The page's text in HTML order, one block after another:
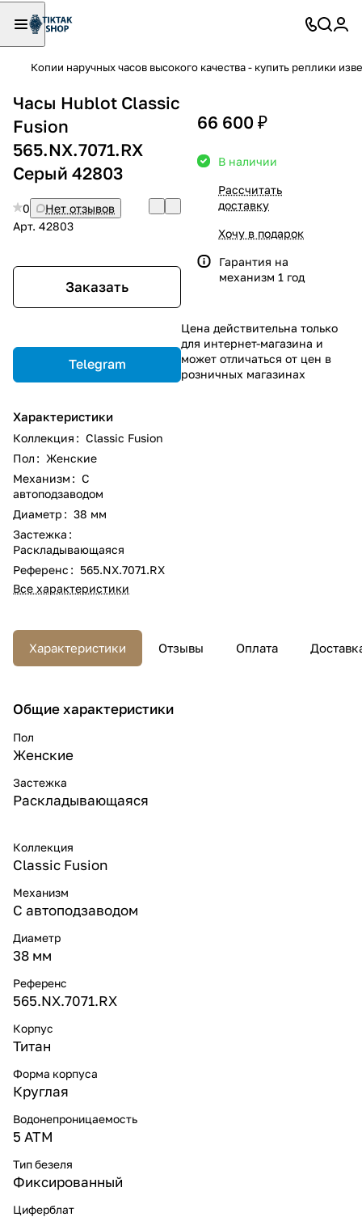
Копии наручных часов высокого качества - купить реплики
Часы Hublot Classic
Fusion
565.NX.7071.RX
Серый 42803
0
Нет отзывов
Арт. 42803
Заказать
Telegram
Характеристики
Коллекция : Classic Fusion
Пол : Женские
Механизм : С
автоподзаводом
Диаметр : 38 мм
Застежка :
Раскладывающаяся
Референс : 565.NX.7071.RX
Все характеристики
66 600 ₽
В наличии
Рассчитать
доставку
Хочу в подарок
Гарантия на
механизм 1 год
Цена действительна только
для интернет-магазина и
может отличаться от цен в
розничных магазинах
Характеристики Отзывы Оплата
Общие характеристики
Пол
Женские
Застежка
Раскладывающаяся
Коллекция
Classic Fusion
Механизм
С автоподзаводом
Диаметр
38 мм
Референс
565.NX.7071.RX
Корпус
Титан
Форма корпуса
Круглая
Водонепроницаемость
5 ATM
Тип безеля
Фиксированный
Циферблат